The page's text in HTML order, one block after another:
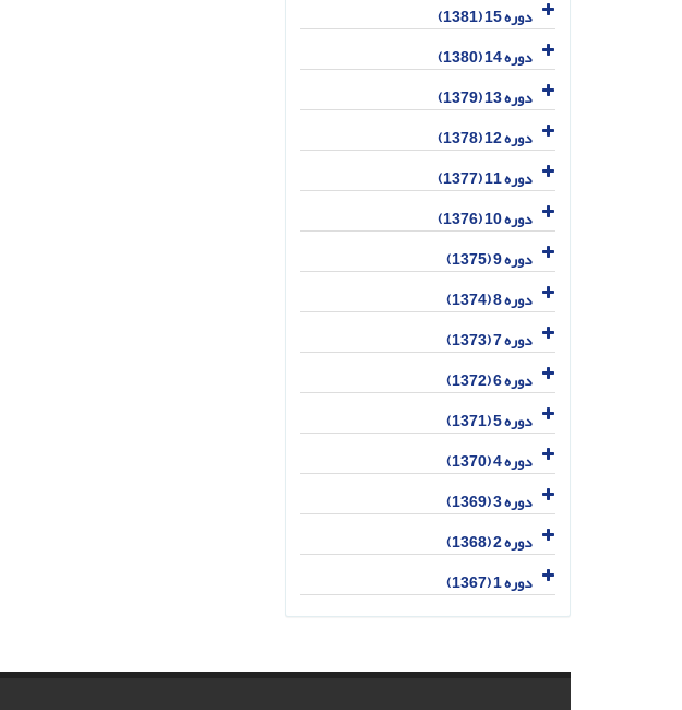
دوره 15 (1381)
دوره 14 (1380)
دوره 13 (1379)
دوره 12 (1378)
دوره 11 (1377)
دوره 10 (1376)
دوره 9 (1375)
دوره 8 (1374)
دوره 7 (1373)
دوره 6 (1372)
دوره 5 (1371)
دوره 4 (1370)
دوره 3 (1369)
دوره 2 (1368)
دوره 1 (1367)